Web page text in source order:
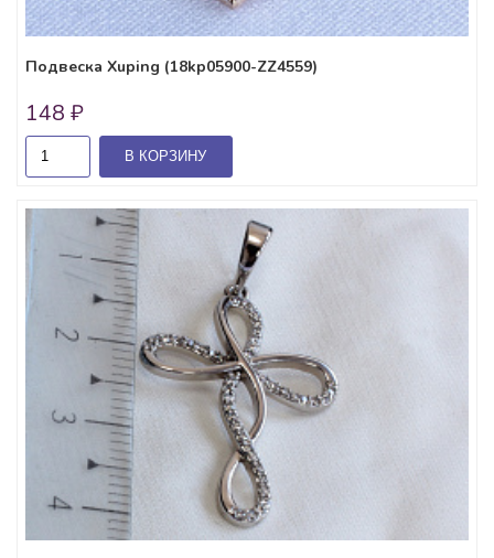
Подвеска Xuping (18kp05900-ZZ4559)
148 ₽
В КОРЗИНУ